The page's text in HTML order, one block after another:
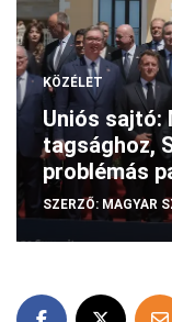
KÖZÉLET
Uniós sajtó:
tagsághoz,
problémás
SZERZŐ: MAGYAR